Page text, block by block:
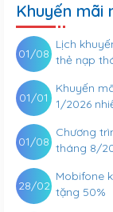
Khuyến mãi
Lịch
thẻ nạp
01/08
Khuyến
1/2026
01/01
Chương
tháng 8/
01/08
Mobifone
tặng 50%
28/02